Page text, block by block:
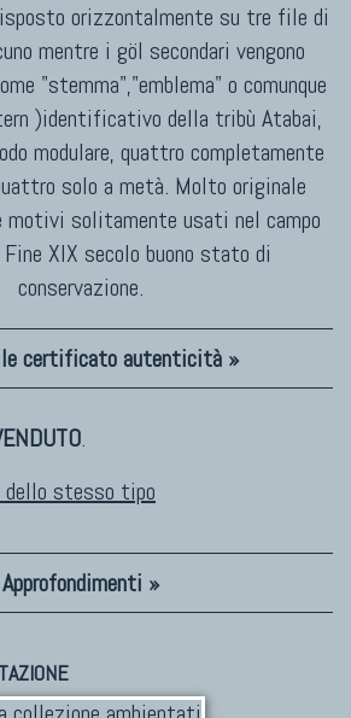
orizzontalmente su tre file di
mentre i göl secondari vengono
"stemma","emblema" o comunque
)identificativo della tribù Atabai,
modulare, quattro completamente
solo a metà. Molto originale
motivi solitamente usati nel campo
XIX secolo buono stato di
conservazione.
certificato autenticità »
.
stesso tipo
Approfondimenti »